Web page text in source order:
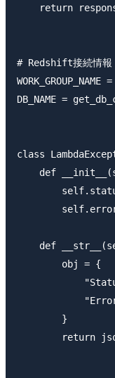
return
# Redshift接続情報
DB_NAME =
class
def
def
        obj = {
        }
return